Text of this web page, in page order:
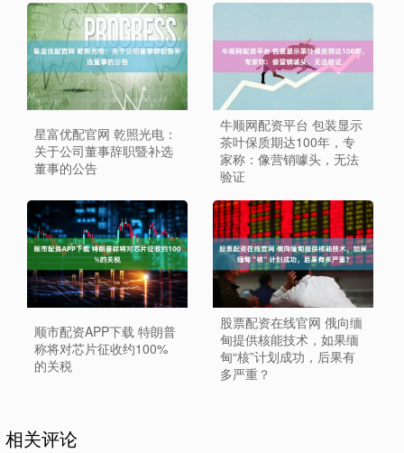
星富优配官网 乾照光电：
关于公司董事辞职暨补选
董事的公告
牛顺网配资平台 包装显示
茶叶保质期达100年，专
家称：像营销噱头，无法
验证
顺市配资APP下载 特朗普
称将对芯片征收约100%
的关税
股票配资在线官网 俄向缅
甸提供核能技术，如果缅
甸“核”计划成功，后果有
多严重？
相关评论